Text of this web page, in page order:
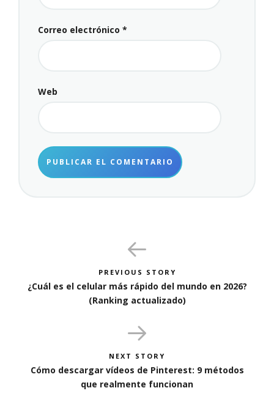
Correo electrónico *
Web
PREVIOUS STORY
¿Cuál es el celular más rápido del mundo en 2026?
(Ranking actualizado)
NEXT STORY
Cómo descargar vídeos de Pinterest: 9 métodos
que realmente funcionan